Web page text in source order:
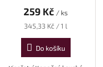
259 Kč / ks
Měrná
345,33 Kč / 1 l
Do košíku